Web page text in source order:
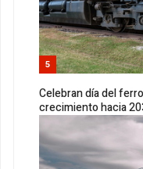
5
Celebran día del
crecimiento hacia